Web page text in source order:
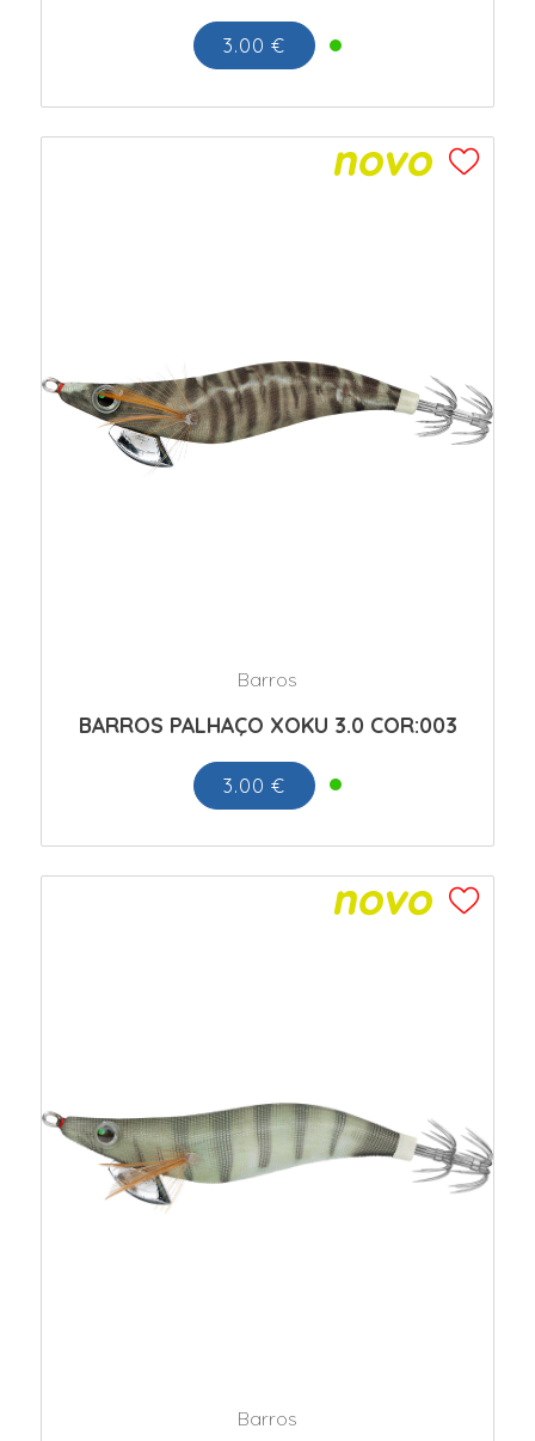
3.00 €
Barros
BARROS PALHAÇO XOKU 3.0 COR:003
3.00 €
Barros